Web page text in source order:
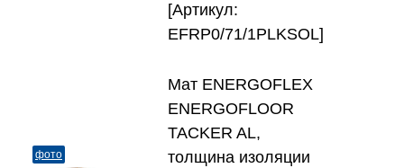
[Артикул:
EFRP0/71/1PLKSOL]
фото
Мат ENERGOFLEX
ENERGOFLOOR
TACKER AL,
толщина изоляции